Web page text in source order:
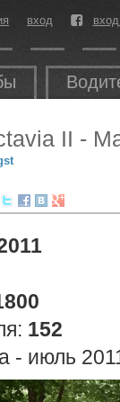
вход
II -
152
- июль